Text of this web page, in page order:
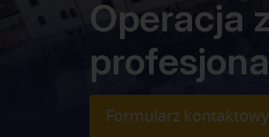
Operacja
Formularz kontaktowy